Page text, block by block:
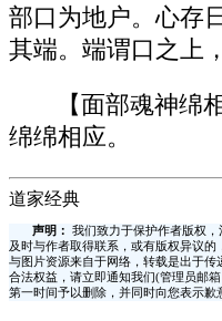
部口为地户。心存
其端。端谓口之上
【面部魂神绵
绵绵相应。
道家经典
声明：
我们致力于保护作者版权
及时与作者取得联系，或有版权异议
与图片资源来自于网络，转载是出于
合法权益，请立即通知我们(管理员邮
第一时间予以删除，并同时向您表示歉